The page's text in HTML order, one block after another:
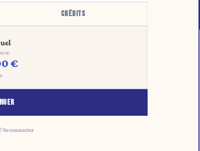
CRÉDITS
€
€
Se connecter